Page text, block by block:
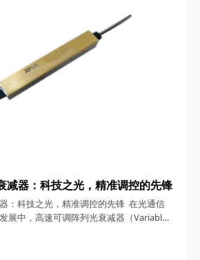
减器：科技之光，精准调控的先锋
：科技之光，精准调控的先锋 在光通信
展中，高速可调阵列光衰减器（Variable
）作为关键器件，以其卓越的性能和广
业界瞩目的焦点。本文将深入探讨高速可